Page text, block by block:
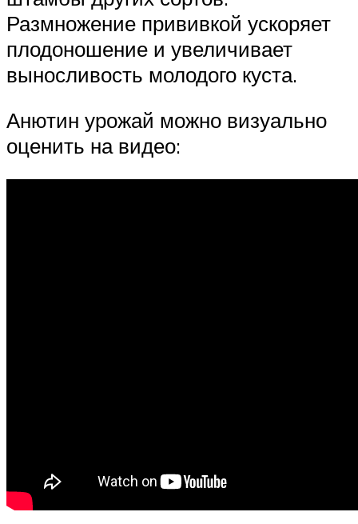
Размножение прививкой ускоряет
плодоношение и увеличивает
выносливость молодого куста.
Анютин урожай можно визуально
оценить на видео: